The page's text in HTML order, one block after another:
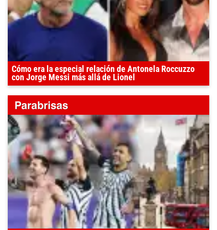
Cómo era la especial relación de Antonela Roccuzzo
con Jorge Messi más allá de Lionel